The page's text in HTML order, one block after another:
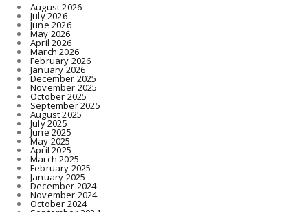
August 2026
July 2026
June 2026
May 2026
April 2026
March 2026
February 2026
January 2026
December 2025
November 2025
October 2025
September 2025
August 2025
July 2025
June 2025
May 2025
April 2025
March 2025
February 2025
January 2025
December 2024
November 2024
October 2024